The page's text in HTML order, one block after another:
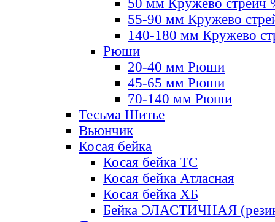
50 мм Кружево стрейч
55-90 мм Кружево
140-180 мм Кружево
Рюши
20-40 мм Рюши
45-65 мм Рюши
70-140 мм Рюши
Тесьма Шитье
Вьюнчик
Косая бейка
Косая бейка ТС
Косая бейка Атласная
Косая бейка ХБ
Бейка ЭЛАСТИЧНАЯ